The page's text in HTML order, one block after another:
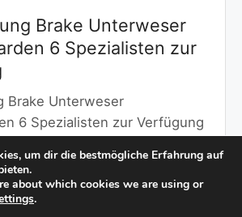
Brake Unterweser
6 Spezialisten zur
Brake Unterweser
6 Spezialisten zur Verfügung
→
um dir die bestmögliche Erfahrung auf
about which cookies we are using or
.